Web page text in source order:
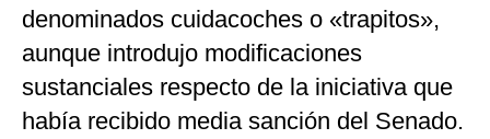
denominados cuidacoches o «trapitos»,
aunque introdujo modificaciones
sustanciales respecto de la iniciativa que
había recibido media sanción del Senado.